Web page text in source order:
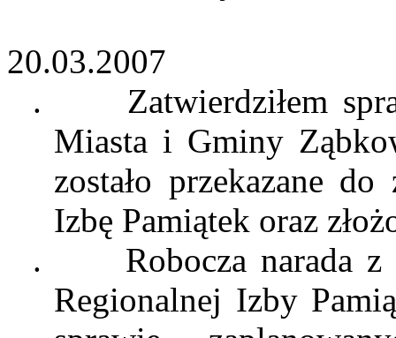
20.03.2007
.
Zatwierdziłem
Miasta i Gminy
zostało przekazane
Izbę Pamiątek oraz
.
Robocza narada
Regionalnej Izby